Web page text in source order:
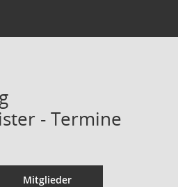
- Termine
Mitglieder